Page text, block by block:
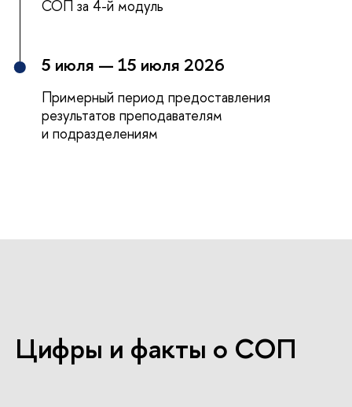
СОП за 4-й модуль
5 июля — 15 июля 2026
Примерный период предоставления
результатов преподавателям
и подразделениям
Цифры и факты о СОП